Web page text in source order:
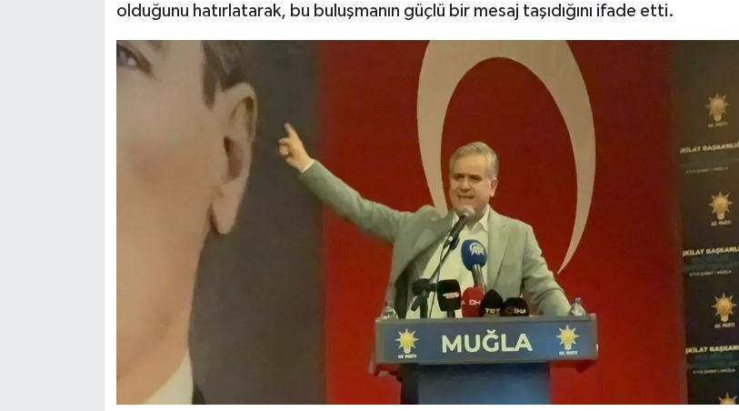
olduğunu hatırlatarak, bu buluşmanın güçlü bir mesaj taşıdığını ifade etti.